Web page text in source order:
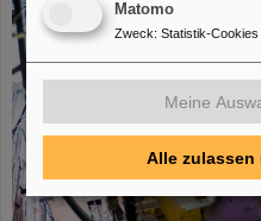
Matomo
Zweck: Statistik-Cookies
Meine
Alle zulassen